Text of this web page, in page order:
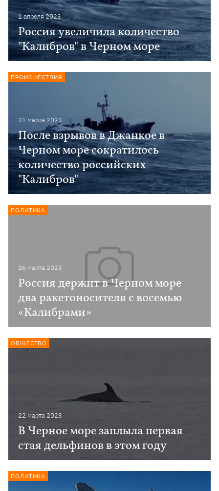
1 апреля 2023
Россия увеличила количество
"Калибров" в Черном море
31 марта 2023
После взрывов в Джанкое в
Черном море сократилось
количество российских
"Калибров"
ПРОИСШЕСТВИЯ
26 марта 2023
Россия держит в Черном море
два ракетоносителя с восемью
«Калибрами»
ПОЛИТИКА
22 марта 2023
В Черное море заплыла первая
стая дельфинов в этом году
ОБЩЕСТВО
ПОЛИТИКА